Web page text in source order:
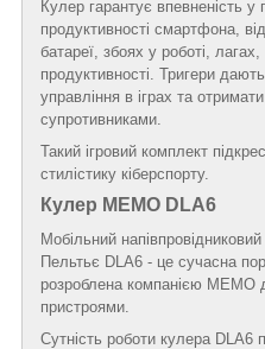
Кулер гарантує впевненість у
продуктивності смартфона,
батареї, збоях у роботі, лагах,
продуктивності. Тригери
управління в іграх та
супротивниками.
Такий ігровий комплект
стилістику кіберспорту.
Кулер MEMO DLA6
Мобільний
Пельтьє DLA6 - це сучасна
розроблена компанією MEMO
пристроями.
Сутність роботи кулера DLA6